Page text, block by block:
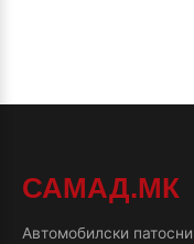
САМАД.МК
Автомобилски